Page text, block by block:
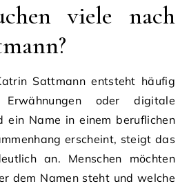
viele nach
Sattmann entsteht häufig
oder digitale
ein Name in einem beruflichen
erscheint, steigt das
an. Menschen möchten
dem Namen steht und welche